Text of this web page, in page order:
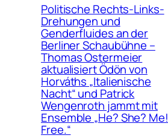
Politische Rechts-Links-
Drehungen und
Genderfluides an der
Berliner Schaubühne –
Thomas Ostermeier
aktualisiert Ödön von
Horváths „Italienische
Nacht“ und Patrick
Wengenroth jammt mit
Ensemble „He? She? Me!
Free.“